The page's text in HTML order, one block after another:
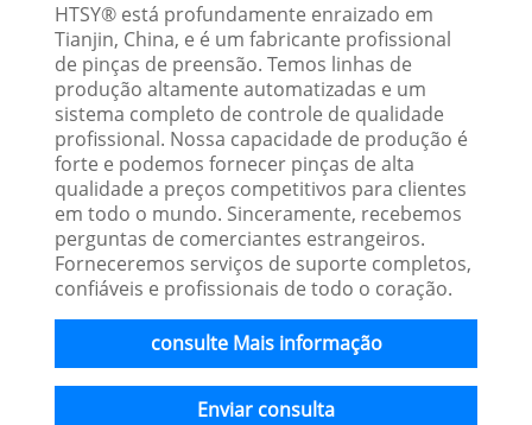
HTSY® está profundamente enraizado em
Tianjin, China, e é um fabricante profissional
de pinças de preensão. Temos linhas de
produção altamente automatizadas e um
sistema completo de controle de qualidade
profissional. Nossa capacidade de produção é
forte e podemos fornecer pinças de alta
qualidade a preços competitivos para clientes
em todo o mundo. Sinceramente, recebemos
perguntas de comerciantes estrangeiros.
Forneceremos serviços de suporte completos,
confiáveis ​​e profissionais de todo o coração.
consulte Mais informação
Enviar consulta